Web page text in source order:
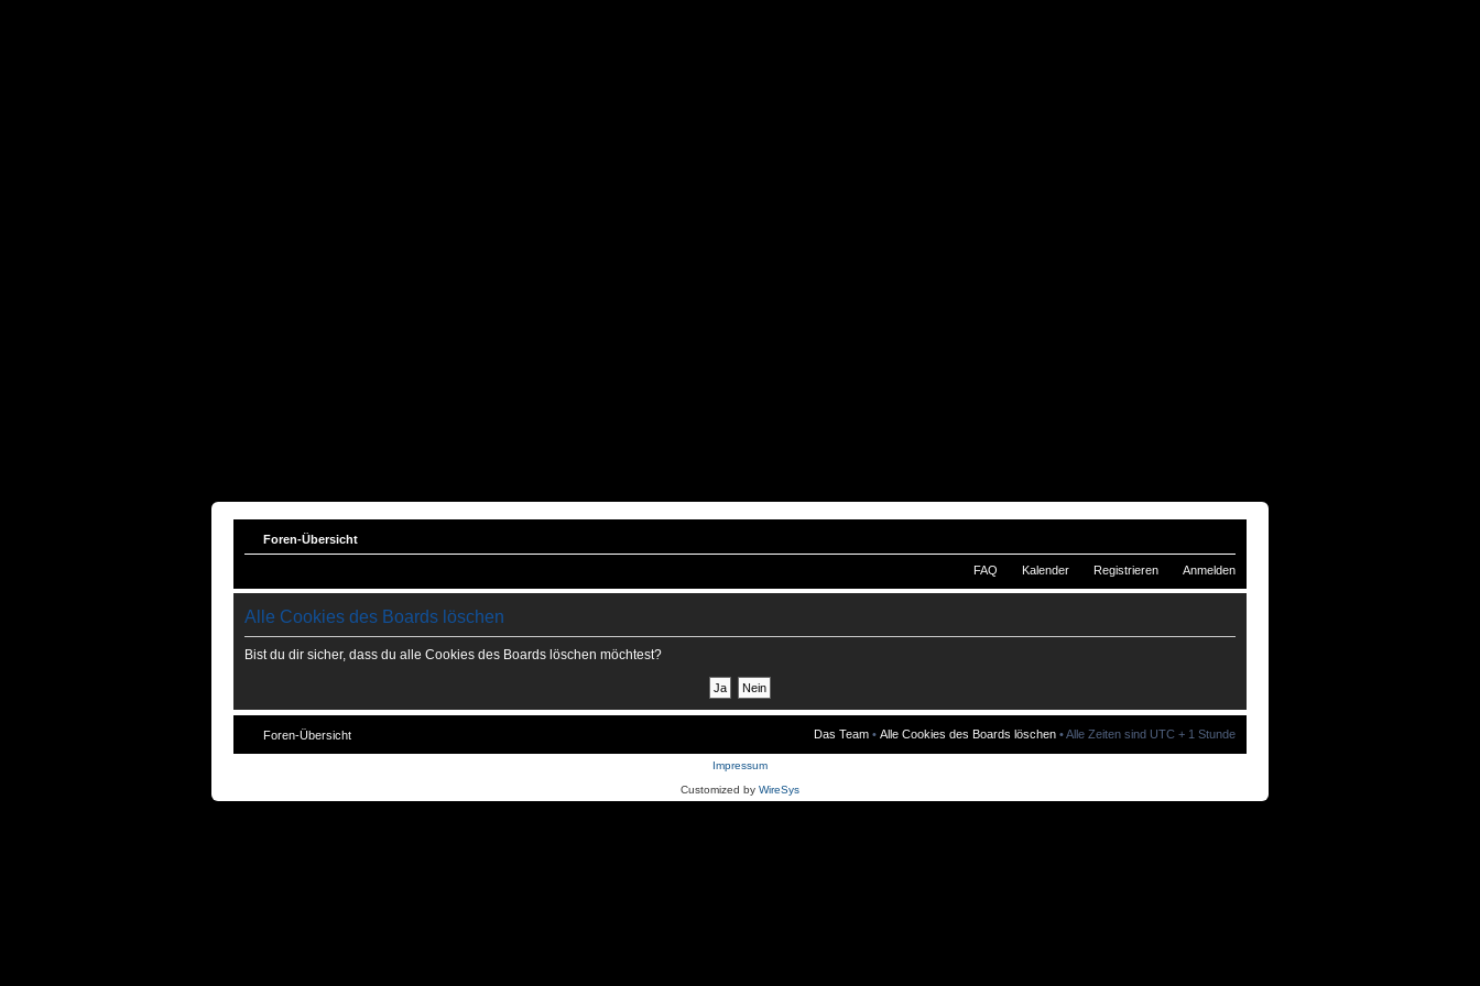
Foren-Übersicht
FAQ Kalender Registrieren Anmelden
Alle Cookies des Boards löschen
Bist du dir sicher, dass du alle Cookies des Boards löschen möchtest?
Foren-Übersicht Das Team • Alle Cookies des Boards löschen • Alle Zeiten sind UTC + 1 Stunde
Impressum
Customized by WireSys